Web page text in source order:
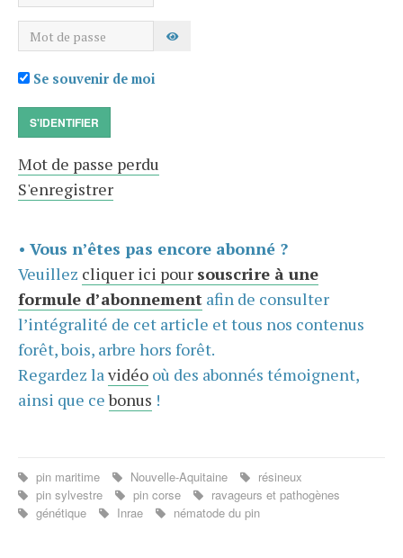
Mot de passe AFFICHER LE MOT DE PASSE
Se souvenir de moi
S'IDENTIFIER
Mot de passe perdu
S'enregistrer
• Vous n’êtes pas encore abonné ?
Veuillez cliquer ici pour souscrire à une
formule d’abonnement afin de consulter
l’intégralité de cet article et tous nos contenus
forêt, bois, arbre hors forêt.
Regardez lavidéo où des abonnés témoignent,
ainsi que cebonus !
pin maritime Nouvelle-Aquitaine
résineux
pin sylvestre
pin corse
ravageurs et pathogènes
génétique
Inrae nématode du pin